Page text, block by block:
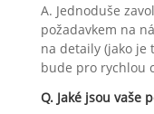
A. Jednoduše
požadavkem na
na detaily (jako je
bude pro rychlou
Q. Jaké jsou vaše